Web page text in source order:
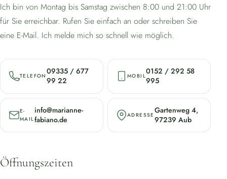
Ich bin von Montag bis Samstag zwischen 8:00 und 21:00 Uhr
für Sie erreichbar. Rufen Sie einfach an oder schreiben Sie
eine E-Mail. Ich melde mich so schnell wie möglich.
TELEFON 09335 / 677
99 22
MOBIL0152 / 292 58
995
E-
MAIL
info@marianne-
fabiano.de
ADRESSE Gartenweg 4,
97239 Aub
Öffnungszeiten